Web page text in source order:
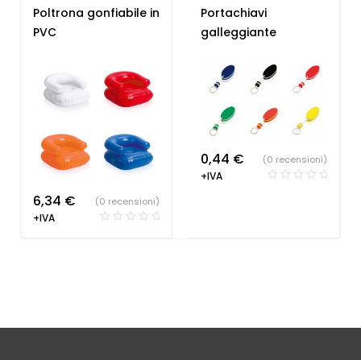
Poltrona gonfiabile in
PVC
6,34 €
+IVA
(0 recensioni)
Portachiavi
galleggiante
0,44 €
+IVA
(0 recensioni)